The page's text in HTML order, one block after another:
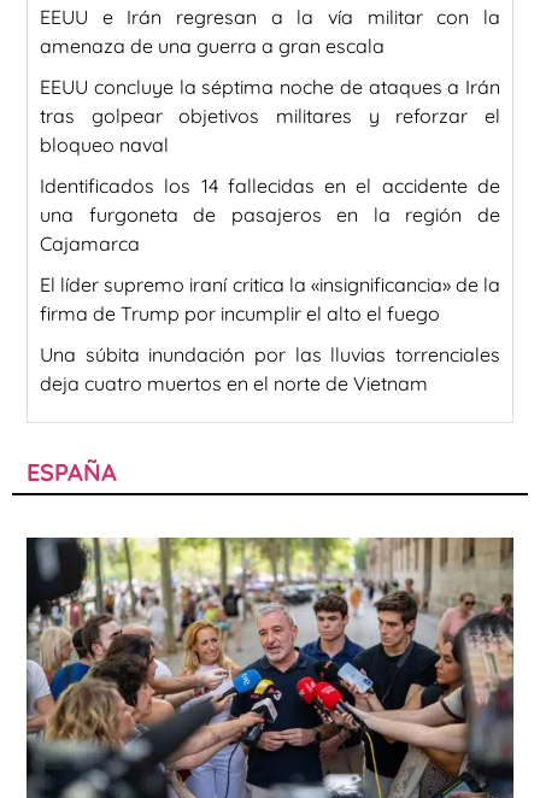
EEUU e Irán regresan a la vía militar con la
amenaza de una guerra a gran escala
EEUU concluye la séptima noche de ataques a Irán
tras golpear objetivos militares y reforzar el
bloqueo naval
Identificados los 14 fallecidas en el accidente de
una furgoneta de pasajeros en la región de
Cajamarca
El líder supremo iraní critica la «insignificancia» de la
firma de Trump por incumplir el alto el fuego
Una súbita inundación por las lluvias torrenciales
deja cuatro muertos en el norte de Vietnam
ESPAÑA